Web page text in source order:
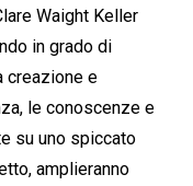
Waight Keller
in grado di
creazione e
le conoscenze e
su uno spiccato
amplieranno